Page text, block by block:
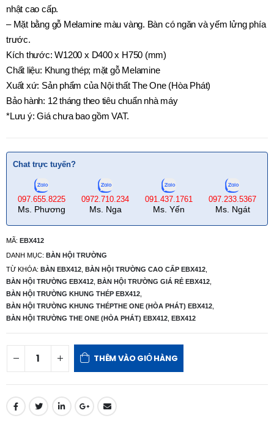
nhật cao cấp.
– Mặt bằng gỗ Melamine màu vàng. Bàn có ngăn và yếm lửng phía
trước.
Kích thước: W1200 x D400 x H750 (mm)
Chất liệu: Khung thép; mặt gỗ Melamine
Xuất xứ: Sản phẩm của Nội thất The One (Hòa Phát)
Bảo hành: 12 tháng theo tiêu chuẩn nhà máy
*Lưu ý: Giá chưa bao gồm VAT.
Chat trực tuyến?
097.655.8225
Ms. Phương
0972.710.234
Ms. Nga
091.437.1761
Ms. Yến
097.233.5367
Ms. Ngát
MÃ: EBX412
DANH MỤC: BÀN HỘI TRƯỜNG
TỪ KHÓA: BÀN EBX412 BÀN HỘI TRƯỜNG CAO CẤP EBX412
BÀN HỘI TRƯỜNG EBX412
BÀN HỘI TRƯỜNG GIÁ RẺ EBX412
BÀN HỘI TRƯỜNG KHUNG THÉP EBX412
BÀN HỘI TRƯỜNG KHUNG THÉPTHE ONE (HÒA PHÁT) EBX412
BÀN HỘI TRƯỜNG THE ONE (HÒA PHÁT) EBX412
EBX412
THÊM VÀO GIỎ HÀNG